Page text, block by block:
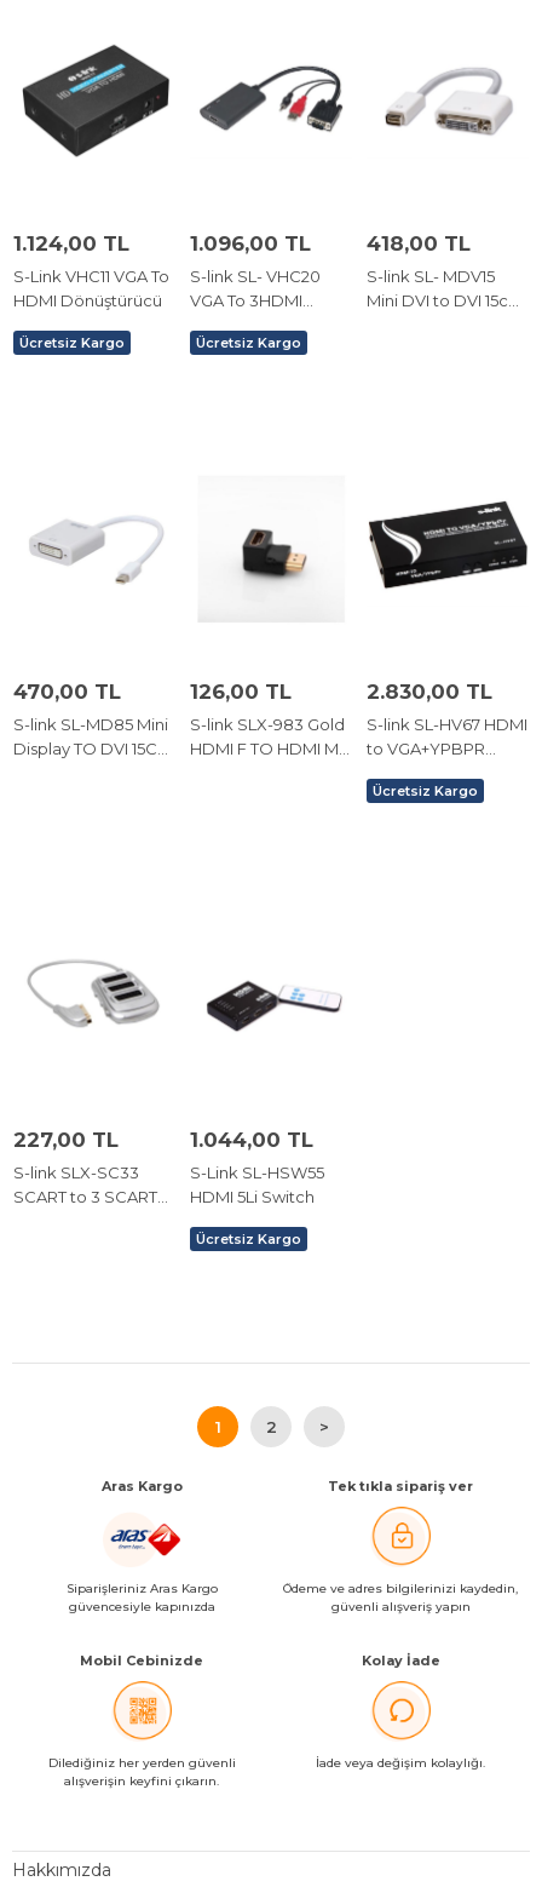
1.124,00 TL
S-Link VHC11 VGA To
HDMI Dönüştürücü
Ücretsiz Kargo
1.096,00 TL
S-link SL- VHC20
VGA To 3HDMI
Ücretsiz Kargo
418,00 TL
S-link SL- MDV15
Mini DVI to DVI 15cm
470,00 TL
S-link SL-MD85 Mini
Display TO DVI 15CM
126,00 TL
S-link SLX-983 Gold
HDMI F TO HDMI M
2.830,00 TL
S-link SL-HV67 HDMI
to VGA+YPBPR
Ücretsiz Kargo
227,00 TL
S-link SLX-SC33
SCART to 3 SCART
1.044,00 TL
S-Link SL-HSW55
HDMI 5Li Switch
Ücretsiz Kargo
1 2 >
Aras Kargo
Siparişleriniz Aras Kargo
güvencesiyle kapınızda
Tek tıkla sipariş ver
Ödeme ve adres bilgilerinizi kaydedin,
güvenli alışveriş yapın
Mobil Cebinizde
Dilediğiniz her yerden güvenli
alışverişin keyfini çıkarın.
Kolay İade
İade veya değişim kolaylığı.
Hakkımızda